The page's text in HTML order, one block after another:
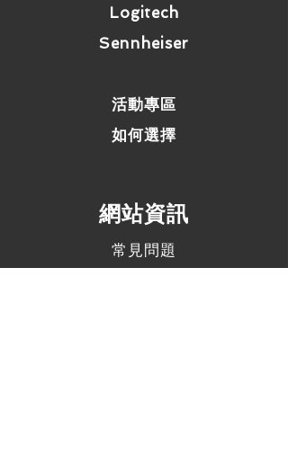
Logitech
Sennheiser
活動專區
如何選擇
​網站資訊
常見問題